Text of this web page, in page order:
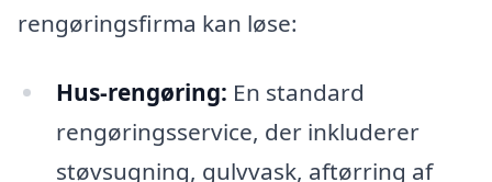
rengøringsfirma kan løse:
Hus-rengøring: En standard
rengøringsservice, der inkluderer
støvsugning, gulvvask, aftørring af